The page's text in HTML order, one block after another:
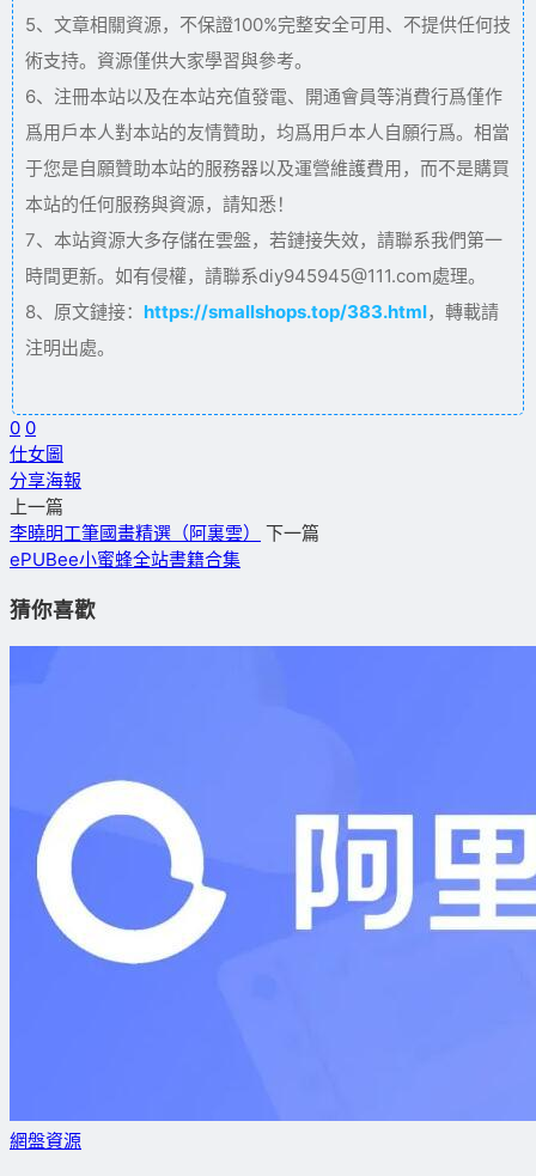
5、文章相關資源，不保證100%完整安全可用、不提供任何技
術支持。資源僅供大家學習與參考。
6、注冊本站以及在本站充值發電、開通會員等消費行爲僅作
爲用戶本人對本站的友情贊助，均爲用戶本人自願行爲。相當
于您是自願贊助本站的服務器以及運營維護費用，而不是購買
本站的任何服務與資源，請知悉！
7、本站資源大多存儲在雲盤，若鏈接失效，請聯系我們第一
時間更新。如有侵權，請聯系diy945945@111.com處理。
8、原文鏈接： https://smallshops.top/383.html，轉載請
注明出處。
0 0
仕女圖
分享海報
上一篇
李曉明工筆國畫精選（阿裏雲）
下一篇
ePUBee小蜜蜂全站書籍合集
猜你喜歡
網盤資源